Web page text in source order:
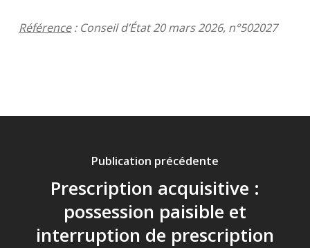
Référence: Conseil d’État 20 mars 2026, n°502027
Publication précédente
Prescription acquisitive :
possession paisible et
interruption de prescription